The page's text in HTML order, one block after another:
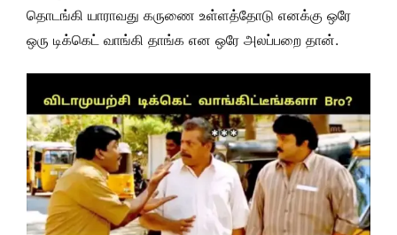
தொடங்கி யாராவது கருணை உள்ளத்தோடு எனக்கு ஒரே
ஒரு டிக்கெட் வாங்கி தாங்க என ஒரே அலப்பறை தான்.